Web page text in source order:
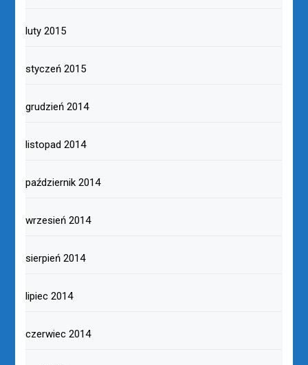
luty 2015
styczeń 2015
grudzień 2014
listopad 2014
październik 2014
wrzesień 2014
sierpień 2014
lipiec 2014
czerwiec 2014